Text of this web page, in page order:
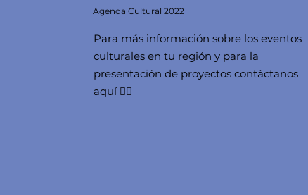
AgendaCultural 2022
Para más información sobre los eventos
culturales en tu región y para la
presentación de proyectos contáctanos
aquí 👇🏻